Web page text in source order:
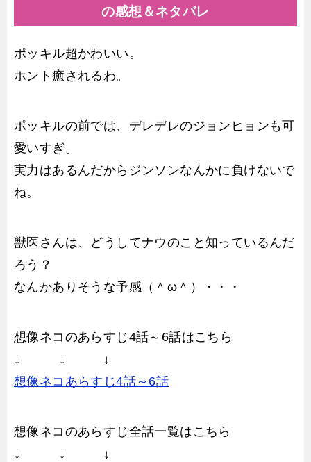
の感想＆ネタバレ
ポッキル超かわいい。
ホント癒されるわ。
ポッキルの前では、デレデレのジョンヒョンも可
愛いすぎ。
実力はあるんだからジンソンなんかに負けないで
ね。
獣医さんは、どうしてナウのこと知っているんだ
ろう？
なんかありそうな予感（＾ω＾）・・・
想像ネコのあらすじ4話～6話はこちら
↓ ↓ ↓
想像ネコあらすじ4話～6話
想像ネコのあらすじ全話一覧はこちら
↓ ↓ ↓